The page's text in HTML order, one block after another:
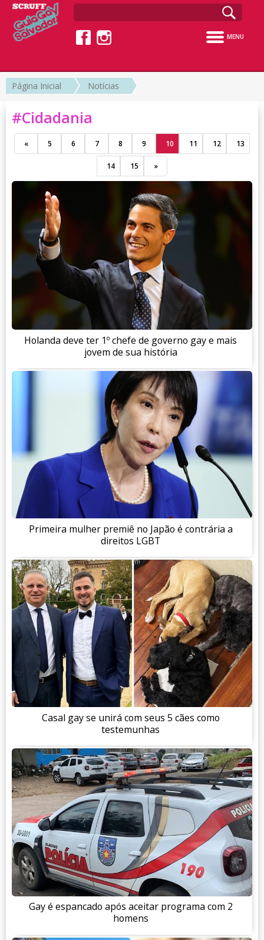
MENU
Página Inicial Notícias
#Cidadania
Holanda deve ter 1º chefe de governo gay e mais
jovem de sua história
Primeira mulher premiê no Japão é contrária a
direitos LGBT
Casal gay se unirá com seus 5 cães como
testemunhas
Gay é espancado após aceitar programa com 2
homens
« 5 6 7 8 9 10 11 12 13
14 15 »